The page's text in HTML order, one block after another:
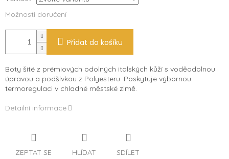
Možnosti doručení
Přidat do košíku
Boty šité z prémiových odolných italských kůží s voděodolnou
úpravou a podšívkou z Polyesteru. Poskytuje výbornou
termoregulaci v chladné městské zimě.
Detailní informace
ZEPTAT SE HLÍDAT SDÍLET